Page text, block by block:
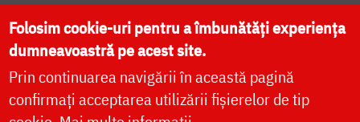
DONEAZĂ ONLINE PENTRU CATEDRALA NAȚIONALĂ
LIVE
Folosim cookie-uri pentru a îmbunătăți experiența
dumneavoastră pe acest site.
Prin continuarea navigării în această pagină
confirmați acceptarea utilizării fișierelor de tip